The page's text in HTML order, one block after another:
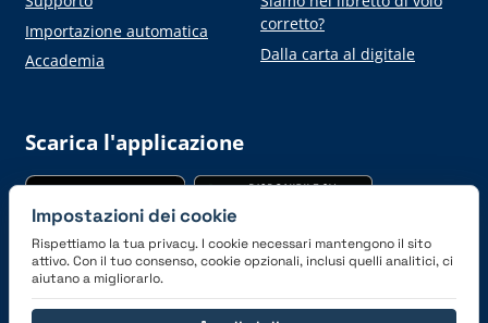
Importazione automatica
Accademia
corretto?
Dalla carta al digitale
Scarica l'applicazione
Connettiti con noi
Impostazioni dei cookie
Rispettiamo la tua privacy. I cookie necessari mantengono il sito
attivo. Con il tuo consenso, cookie opzionali, inclusi quelli analitici, ci
aiutano a migliorarlo.